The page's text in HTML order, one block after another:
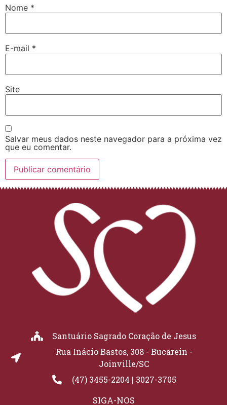
Nome *
E-mail *
Site
Salvar meus dados neste navegador para a próxima vez
que eu comentar.
Santuário Sagrado Coração de Jesus
Rua Inácio Bastos, 308 - Bucarein -
Joinville/SC
(47) 3455-2204 | 3027-3705
SIGA-NOS